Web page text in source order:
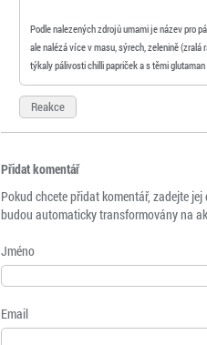
Podle nalezených zdrojů umami je název pro
ale nalézá více v masu, sýrech, zelenině
týkaly pálivosti chilli papriček a s těmi
Reakce
Přidat komentář
Pokud chcete přidat komentář, zadejte
budou automaticky transformovány na
Jméno
Email